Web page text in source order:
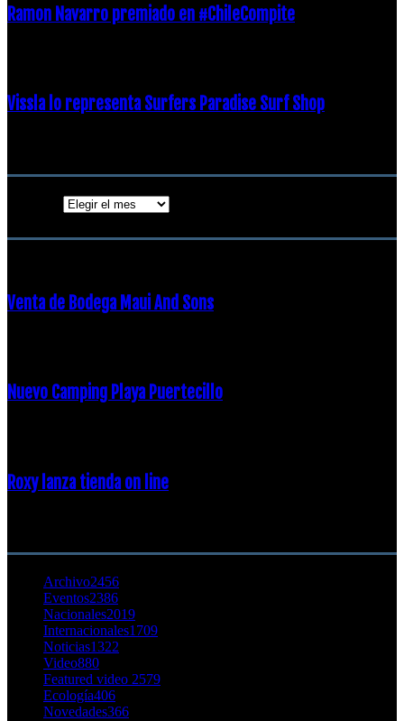
Ramon Navarro premiado en #ChileCompite
Vissla lo representa Surfers Paradise Surf Shop
Venta de Bodega Maui And Sons
Nuevo Camping Playa Puertecillo
Roxy lanza tienda on line
Archivo2456
Eventos2386
Nacionales2019
Internacionales1709
Noticias1322
Video880
Featured video 2579
Ecología406
Novedades366